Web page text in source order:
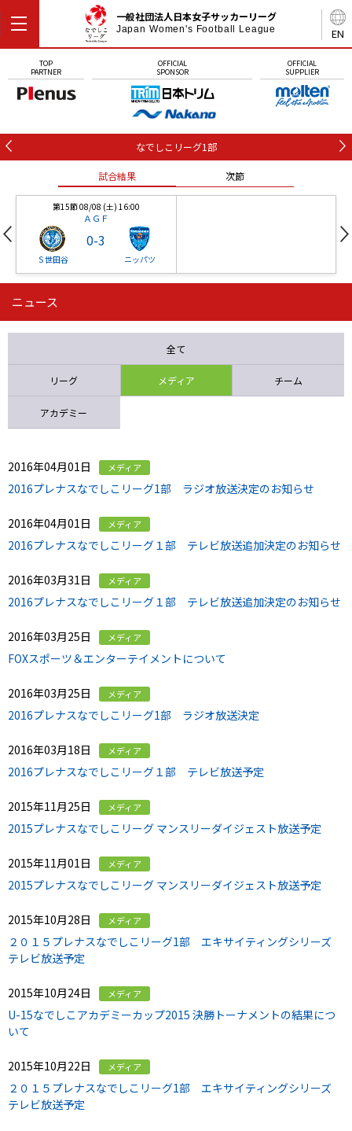
EN
一般社団法人日本女子サッカーリーグ
Japan Women's Football League
TOP
PARTNER
OFFICIAL
SPONSOR
OFFICIAL
SUPPLIER
なでしこリーグ1部
試合結果 次節
第15節 08/08 (土) 16:00
ＡＧＦ
Ｓ世田谷
0-3
ニッパツ
第16節 09/05 (土) 15:00
ニッパツ 石人の星
ニュース
全て
リーグ メディア チーム
アカデミー
2016年04月01日 メディア
2016プレナスなでしこリーグ1部 ラジオ放送決定のお知らせ
2016年04月01日 メディア
2016プレナスなでしこリーグ１部 テレビ放送追加決定のお知らせ
2016年03月31日 メディア
2016プレナスなでしこリーグ１部 テレビ放送追加決定のお知らせ
2016年03月25日 メディア
FOXスポーツ＆エンターテイメントについて
2016年03月25日 メディア
2016プレナスなでしこリーグ1部 ラジオ放送決定
2016年03月18日 メディア
2016プレナスなでしこリーグ１部 テレビ放送予定
2015年11月25日 メディア
2015プレナスなでしこリーグ マンスリーダイジェスト放送予定
2015年11月01日 メディア
2015プレナスなでしこリーグ マンスリーダイジェスト放送予定
2015年10月28日 メディア
２０１５プレナスなでしこリーグ1部 エキサイティングシリーズ
テレビ放送予定
2015年10月24日 メディア
U-15なでしこアカデミーカップ2015 決勝トーナメントの結果につ
いて
2015年10月22日 メディア
２０１５プレナスなでしこリーグ1部 エキサイティングシリーズ
テレビ放送予定